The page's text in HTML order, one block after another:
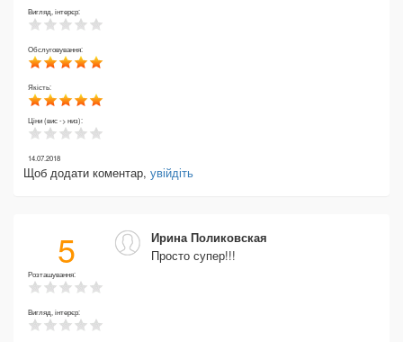
Вигляд, інтерєр:
Обслуговування:
Якість:
Ціни (вис -> низ):
14.07.2018
Щоб додати коментар, увійдіть
5
Розташування:
Вигляд, інтерєр:
Ирина Поликовская
Просто супер!!!